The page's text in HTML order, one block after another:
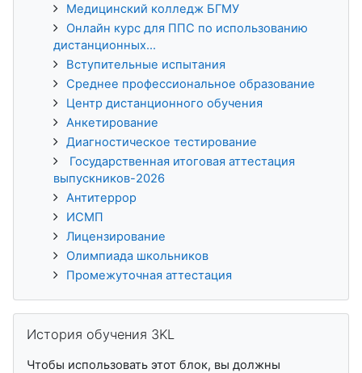
Медицинский колледж БГМУ
Онлайн курс для ППС по использованию
дистанционных...
Вступительные испытания
Среднее профессиональное образование
Центр дистанционного обучения
Анкетирование
Диагностическое тестирование
Государственная итоговая аттестация
выпускников-2026
Антитеррор
ИСМП
Лицензирование
Олимпиада школьников
Промежуточная аттестация
История обучения 3KL
Чтобы использовать этот блок, вы должны